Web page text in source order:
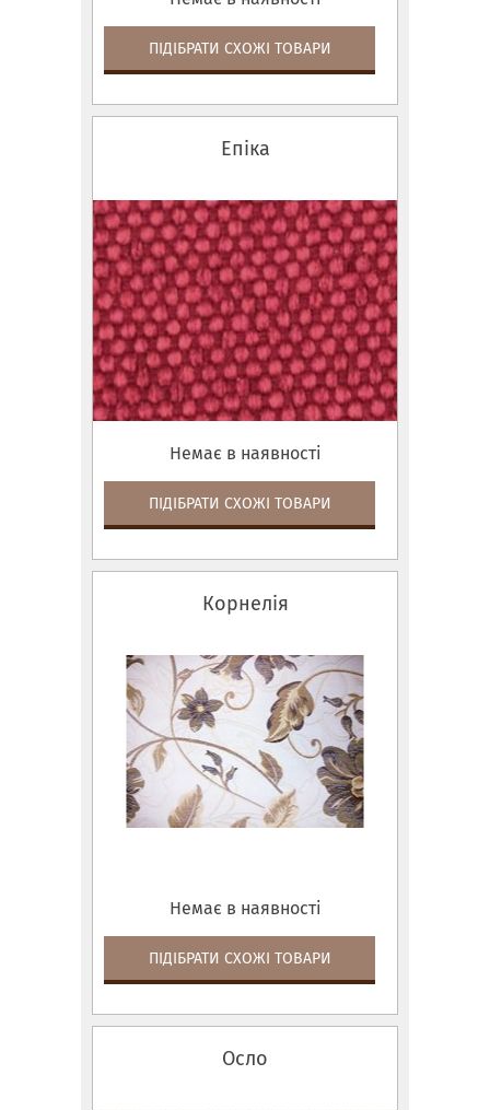
ПІДІБРАТИ СХОЖІ ТОВАРИ
Епіка
Немає в наявності
ПІДІБРАТИ СХОЖІ ТОВАРИ
Корнелія
Немає в наявності
ПІДІБРАТИ СХОЖІ ТОВАРИ
Осло